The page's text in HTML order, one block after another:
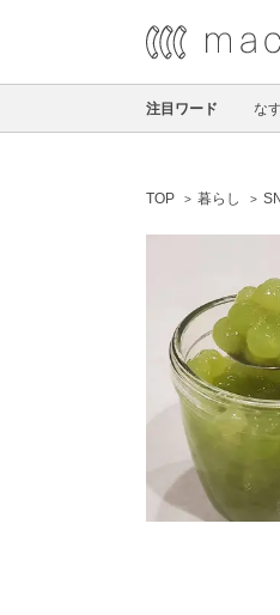
注目ワード な
TOP 暮らし